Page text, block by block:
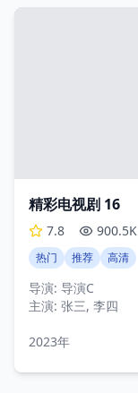
精彩电视剧 16
7.8 900.5K
热门 推荐 高清
导演: 导演C
主演: 张三, 李四
2023年